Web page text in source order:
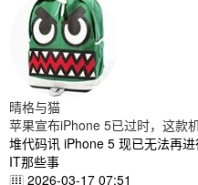
晴格与猫
苹果宣布iPhone 5已过时，这款
堆代码讯 iPhone 5 现已无法再
IT那些事
 2026-03-17 07:51